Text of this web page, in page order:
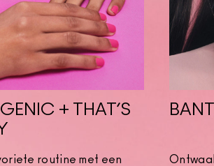
+ THAT’S
routine met een